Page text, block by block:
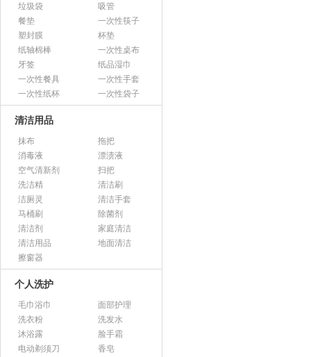
垃圾袋
吸管
餐垫
一次性筷子
塑封膜
杯垫
纸轴棉棒
一次性桌布
牙签
纸品湿巾
一次性餐具
一次性手套
一次性纸杯
一次性袋子
清洁用品
抹布
拖把
消毒液
漂渍液
空气清新剂
扫把
洗洁精
清洁刷
洁厕灵
清洁手套
马桶刷
除菌剂
清洁剂
家庭清洁
清洁用品
地面清洁
擦窗器
个人洗护
毛巾浴巾
面部护理
洗衣粉
洗发水
沐浴露
脸手霜
电动剃须刀
香皂